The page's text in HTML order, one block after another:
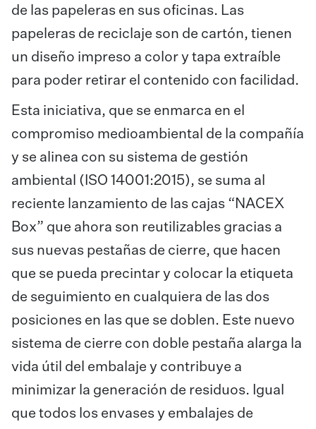
de las papeleras en sus oficinas. Las
papeleras de reciclaje son de cartón, tienen
un diseño impreso a color y tapa extraíble
para poder retirar el contenido con facilidad.
Esta iniciativa, que se enmarca en el
compromiso medioambiental de la compañía
y se alinea con su sistema de gestión
ambiental (ISO 14001:2015), se suma al
reciente lanzamiento de las cajas “NACEX
Box” que ahora son reutilizables gracias a
sus nuevas pestañas de cierre, que hacen
que se pueda precintar y colocar la etiqueta
de seguimiento en cualquiera de las dos
posiciones en las que se doblen. Este nuevo
sistema de cierre con doble pestaña alarga la
vida útil del embalaje y contribuye a
minimizar la generación de residuos. Igual
que todos los envases y embalajes de